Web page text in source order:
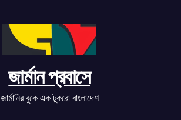
জার্মান প্রবাসে
জার্মানির বুকে এক টুকরো বাংলাদেশ